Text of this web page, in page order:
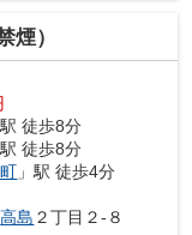
）
駅 徒歩8分
駅 徒歩8分
」駅 徒歩4分
高島 ２丁目２-８